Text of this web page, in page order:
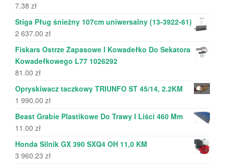
7.38 zł
Stiga Pług śnieżny 107cm uniwersalny (13-3922-61)
2 637.00 zł
Fiskars Ostrze Zapasowe I Kowadełko Do Sekatora
Kowadełkowego L77 1026292
81.00 zł
Opryskiwacz taczkowy TRIUNFO ST 45/14, 2.2KM
1 990.00 zł
Beast Grabie Plastikowe Do Trawy I Liści 460 Mm
11.00 zł
Honda Silnik GX 390 SXQ4 OH 11,0 KM
3 960.23 zł